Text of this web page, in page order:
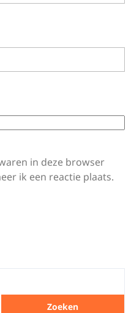
in deze browser
ik een reactie plaats.
Zoeken